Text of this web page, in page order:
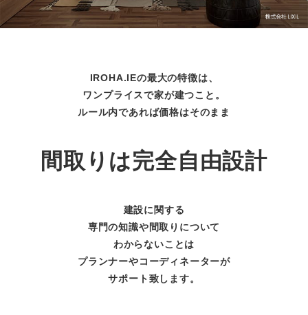
IROHA.IEの最大の特徴は、
ワンプライスで家が建つこと。
ルール内であれば価格はそのまま
間取りは完全自由設計
建設に関する
専門の知識や間取りについて
わからないことは
プランナーやコーディネーターが
サポート致します。